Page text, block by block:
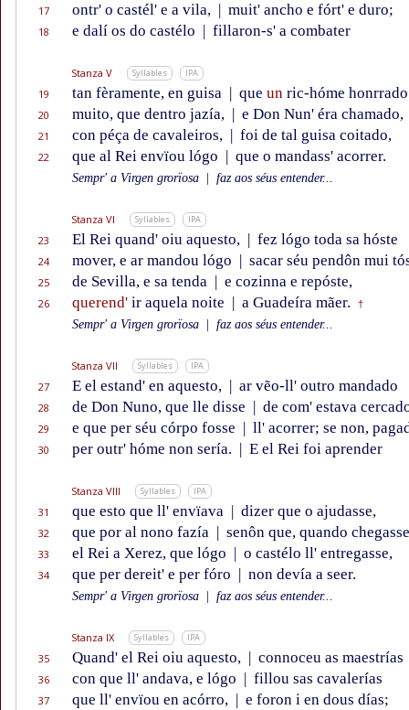
17 ontr' o castél' e a vila, | muit' ancho e fórt' e duro;
18 e dalí os do castélo | fillaron-s' a combater
Stanza V Syllables IPA
19 tan fèramente, en guisa | que un ric-hóme honrrado
20 muito, que dentro jazía, | e Don Nun' éra chamado,
21 con péça de cavaleiros, | foi de tal guisa coitado,
22 que al Rei envïou lógo | que o mandass' acorrer.
Sempr' a Virgen grorïosa faz aos séus entender...
Stanza VI Syllables IPA
23 El Rei quand' oiu aquesto, | fez lógo toda sa hóste
24 mover, e ar mandou lógo | sacar séu pendôn mui
25 de Sevilla, e sa tenda | e cozinna e repóste,
26 querend' ir aquela noite | a Guadeíra mãer. †
Sempr' a Virgen grorïosa faz aos séus entender...
Stanza VII Syllables IPA
27 E el estand' en aquesto, | ar vẽo-ll' outro mandado
28 de Don Nuno, que lle disse | de com' estava
29 e que per séu córpo fosse | ll' acorrer; se non,
30 per outr' hóme non sería. | E el Rei foi aprender
Stanza VIII Syllables IPA
31 que esto que ll' envïava | dizer que o ajudasse,
32 que por al nono fazía | senôn que, quando chegasse
33 el Rei a Xerez, que lógo | o castélo ll' entregasse,
34 que per dereit' e per fóro | non devía a seer.
Sempr' a Virgen grorïosa faz aos séus entender...
Stanza IX Syllables IPA
35 Quand' el Rei oiu aquesto, | connoceu as maestrías
36 con que ll' andava, e lógo | fillou sas cavalerías
37 que ll' envïou en acórro, | e foron i en dous días;